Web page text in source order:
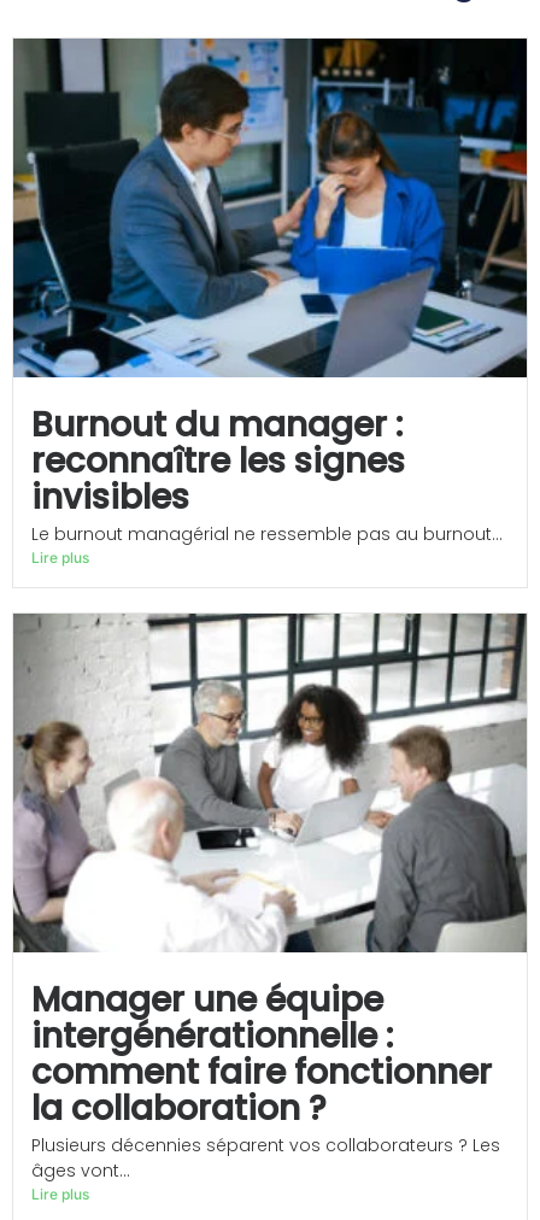
Burnout du manager :
reconnaître les signes
invisibles
Le burnout managérial ne ressemble pas au burnout...
Lire plus
Manager une équipe
intergénérationnelle :
comment faire fonctionner
la collaboration ?
Plusieurs décennies séparent vos collaborateurs ? Les
âges vont...
Lire plus